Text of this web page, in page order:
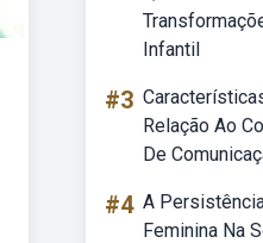
Infantil
#3
Relação Ao
De
#4 A
Feminina Na